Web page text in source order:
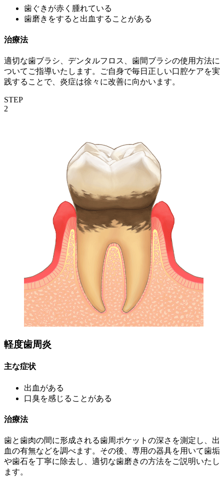
歯ぐきが赤く腫れている
歯磨きをすると出血することがある
治療法
適切な歯ブラシ、デンタルフロス、歯間ブラシの使用方法に
ついてご指導いたします。ご自身で毎日正しい口腔ケアを実
践することで、炎症は徐々に改善に向かいます。
STEP
2
軽度歯周炎
主な症状
出血がある
口臭を感じることがある
治療法
歯と歯肉の間に形成される歯周ポケットの深さを測定し、出
血の有無などを調べます。その後、専用の器具を用いて歯垢
や歯石を丁寧に除去し、適切な歯磨きの方法をご説明いたし
ます。